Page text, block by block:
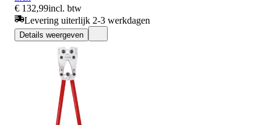
€ 132,99incl. btw
Levering uiterlijk 2-3 werkdagen
Details weergeven